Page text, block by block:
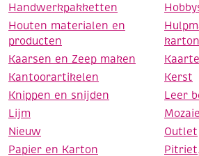
Handwerkpakketten
Houten materialen en
producten
karton
Kaarsen en Zeep maken
Kantoorartikelen
Kerst
Knippen en snijden
Leer
Lijm
Nieuw
Outlet
Papier en Karton